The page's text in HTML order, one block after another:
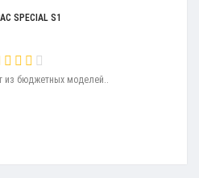
SPECIAL S1
из бюджетных моделей..